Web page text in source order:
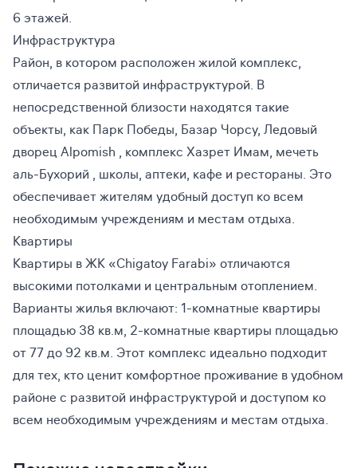
6 этажей.
Инфраструктура
Район, в котором расположен жилой комплекс,
отличается развитой инфраструктурой. В
непосредственной близости находятся такие
объекты, как Парк Победы, Базар Чорсу, Ледовый
дворец Alpomish , комплекс Хазрет Имам, мечеть
аль-Бухорий , школы, аптеки, кафе и рестораны. Это
обеспечивает жителям удобный доступ ко всем
необходимым учреждениям и местам отдыха.
Квартиры
Квартиры в ЖК «Chigatoy Farabi» отличаются
высокими потолками и центральным отоплением.
Варианты жилья включают: 1-комнатные квартиры
площадью 38 кв.м, 2-комнатные квартиры площадью
от 77 до 92 кв.м. Этот комплекс идеально подходит
для тех, кто ценит комфортное проживание в удобном
районе с развитой инфраструктурой и доступом ко
всем необходимым учреждениям и местам отдыха.